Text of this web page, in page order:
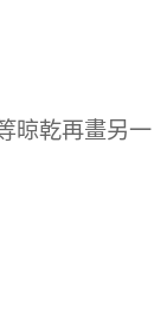
晾乾再畫另一